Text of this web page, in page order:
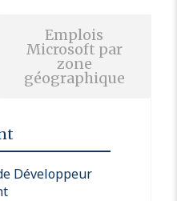
Emplois
Microsoft par
zone
géographique
Développeur